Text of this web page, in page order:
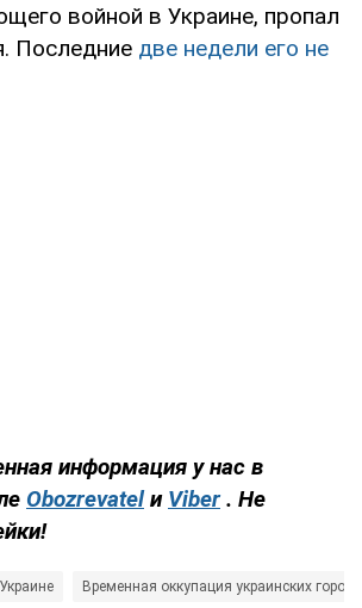
войной в Украине, пропал
Последние две недели его не
информация у нас в
Obozrevatel и Viber . Не
Временная оккупация украинских